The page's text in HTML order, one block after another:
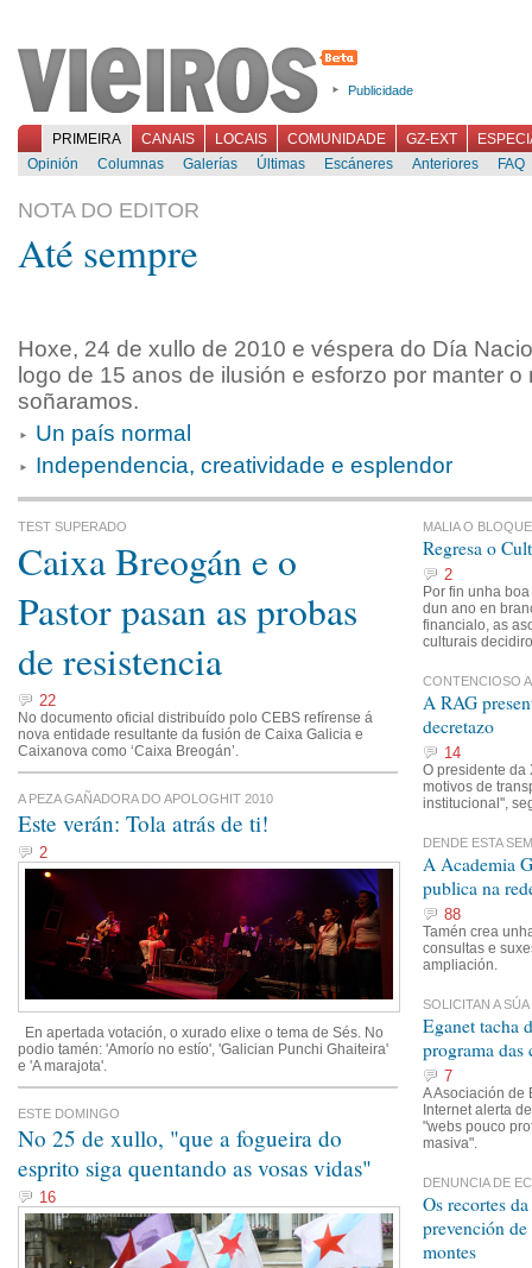
Publicidade
PRIMEIRA CANAIS LOCAIS COMUNIDADE GZ-EXT
Opinión
Columnas Galerías Últimas Escáneres Anteriores FAQ
NOTA DO EDITOR
Até sempre
Hoxe, 24 de xullo de 2010 e véspera do Día
logo de 15 anos de ilusión e esforzo por manter
soñaramos.
Un país normal
Independencia, creatividade e esplendor
TEST SUPERADO
Caixa Breogán e o
Pastor pasan as probas
de resistencia
22
No documento oficial distribuído polo CEBS refírense á
nova entidade resultante da fusión de Caixa Galicia e
Caixanova como ‘Caixa Breogán’.
A PEZA GAÑADORA DO APOLOGHIT 2010
Este verán: Tola atrás de ti!
2
En apertada votación, o xurado elixe o tema de Sés. No
podio tamén: 'Amorío no estío', 'Galician Punchi Ghaiteira'
e 'A marajota'.
ESTE DOMINGO
No 25 de xullo, "que a fogueira do
esprito siga quentando as vosas vidas"
16
MALIA O
Regresa o
2
Por fin unha
dun ano en
financialo, as
culturais
CONTENCIOSO
A RAG
decretazo
14
O presidente da
motivos de
institucional'',
DENDE ESTA
A Academia
publica na
88
Tamén crea
consultas e
ampliación.
SOLICITAN A
Eganet tacha
programa das
7
A Asociación de
Internet alerta
"webs pouco
masiva".
DENUNCIA DE
Os recortes
prevención
montes